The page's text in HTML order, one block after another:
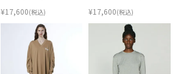
¥17,600(税込)
¥17,600(税込)